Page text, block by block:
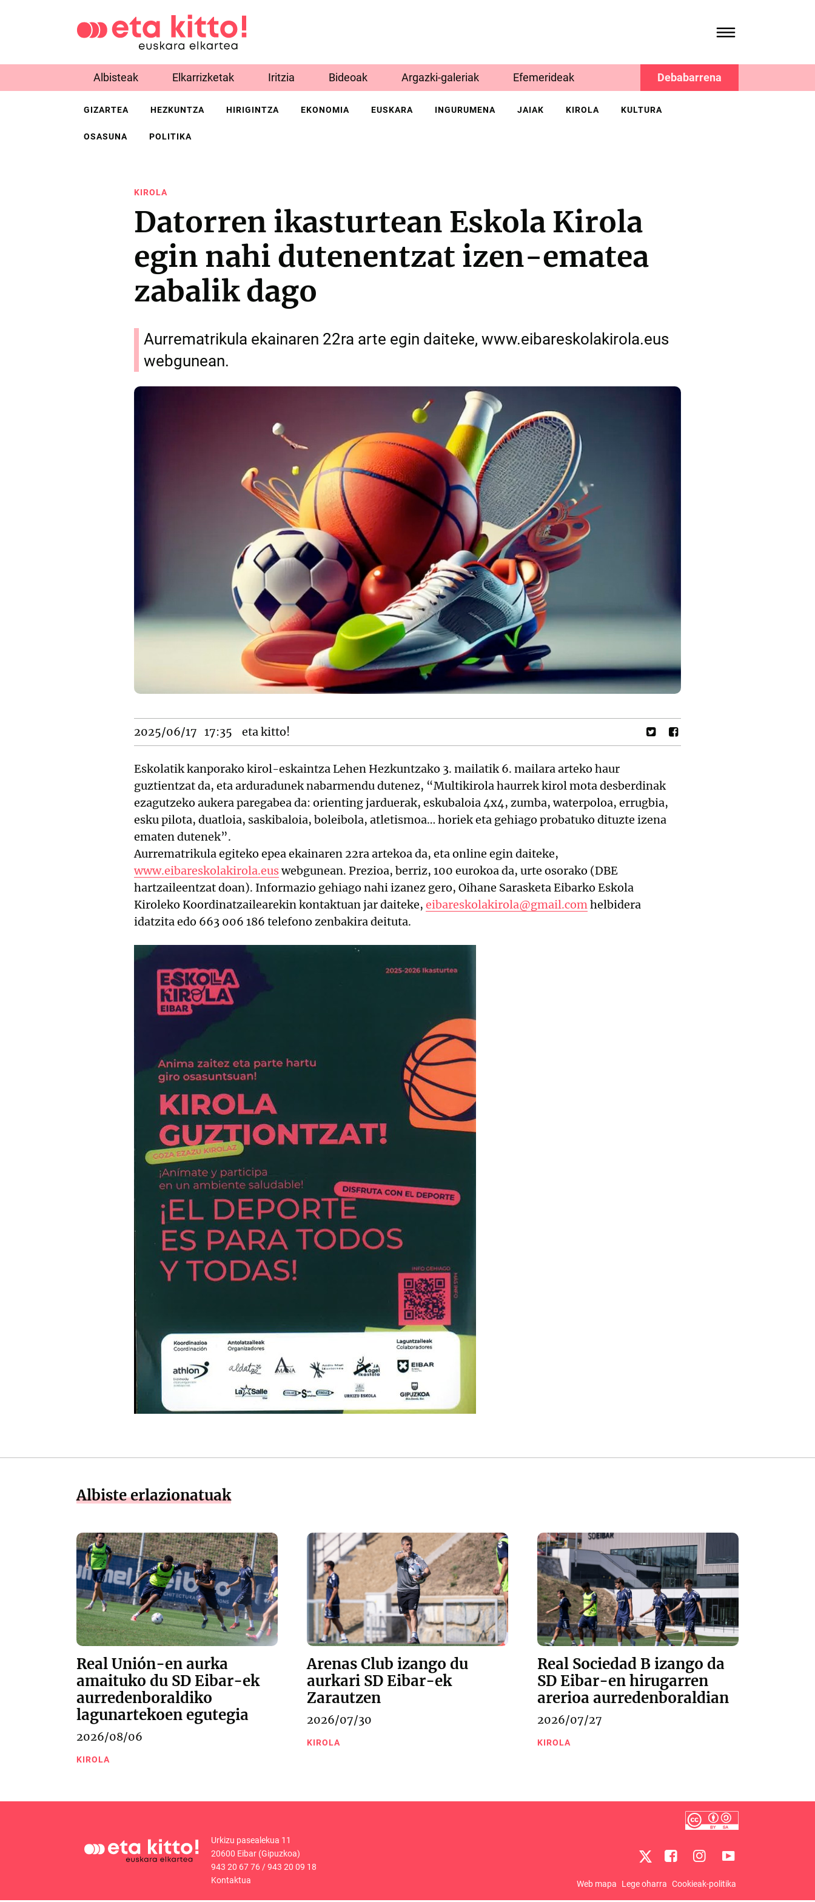
Albisteak Elkarrizketak Iritzia Bideoak Argazki-galeriak Efemerideak Debabarrena
GIZARTEA HEZKUNTZA HIRIGINTZA EKONOMIA EUSKARA INGURUMENA JAIAK KIROLA KULTURA
OSASUNA POLITIKA
KIROLA
Datorren ikasturtean Eskola Kirola
egin nahi dutenentzat izen-ematea
zabalik dago
Aurrematrikula ekainaren 22ra arte egin daiteke, www.eibareskolakirola.eus
webgunean.
2025/06/17 17:35 eta kitto!
Eskolatik kanporako kirol-eskaintza Lehen Hezkuntzako 3. mailatik 6. mailara arteko haur
guztientzat da, eta arduradunek nabarmendu dutenez, “Multikirola haurrek kirol mota desberdinak
ezagutzeko aukera paregabea da: orienting jarduerak, eskubaloia 4x4, zumba, waterpoloa, errugbia,
esku pilota, duatloia, saskibaloia, boleibola, atletismoa… horiek eta gehiago probatuko dituzte izena
ematen dutenek”.
Aurrematrikula egiteko epea ekainaren 22ra artekoa da, eta online egin daiteke,
www.eibareskolakirola.euswebgunean. Prezioa, berriz, 100 eurokoa da, urte osorako (DBE
hartzaileentzat doan). Informazio gehiago nahi izanez gero, Oihane Sarasketa Eibarko Eskola
Kiroleko Koordinatzailearekin kontaktuan jar daiteke, eibareskolakirola@gmail.comhelbidera
idatzita edo 663 006 186 telefono zenbakira deituta.
Albiste erlazionatuak
Real Unión-en aurka
amaituko du SD Eibar-ek
aurredenboraldiko
lagunartekoen egutegia
2026/08/06
KIROLA
Arenas Club izango du
aurkari SD Eibar-ek
Zarautzen
2026/07/30
KIROLA
Real Sociedad B izango da
SD Eibar-en hirugarren
arerioa aurredenboraldian
2026/07/27
KIROLA
Urkizu pasealekua 11
20600 Eibar (Gipuzkoa)
943 20 67 76/943 20 09 18
Kontaktua
Web mapa Lege oharra Cookieak-politika